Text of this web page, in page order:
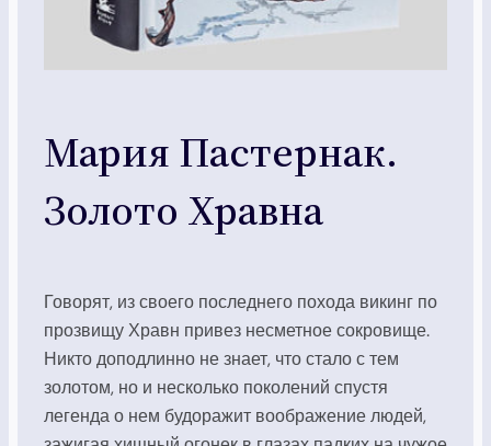
Мария Пастернак.
Золото Хравна
Говорят, из своего последнего похода викинг по
прозвищу Хравн привез несметное сокровище.
Никто доподлинно не знает, что стало с тем
золотом, но и несколько поколений спустя
легенда о нем будоражит воображение людей,